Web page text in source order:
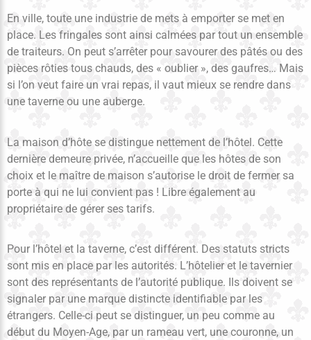
En ville, toute une industrie de mets à emporter se met en
place. Les fringales sont ainsi calmées par tout un ensemble
de traiteurs. On peut s’arrêter pour savourer des pâtés ou des
pièces rôties tous chauds, des « oublier », des gaufres… Mais
si l’on veut faire un vrai repas, il vaut mieux se rendre dans
une taverne ou une auberge.
La maison d’hôte se distingue nettement de l’hôtel. Cette
dernière demeure privée, n’accueille que les hôtes de son
choix et le maître de maison s’autorise le droit de fermer sa
porte à qui ne lui convient pas ! Libre également au
propriétaire de gérer ses tarifs.
Pour l’hôtel et la taverne, c’est différent. Des statuts stricts
sont mis en place par les autorités. L’hôtelier et le tavernier
sont des représentants de l’autorité publique. Ils doivent se
signaler par une marque distincte identifiable par les
étrangers. Celle-ci peut se distinguer, un peu comme au
début du Moyen-Age, par un rameau vert, une couronne, un